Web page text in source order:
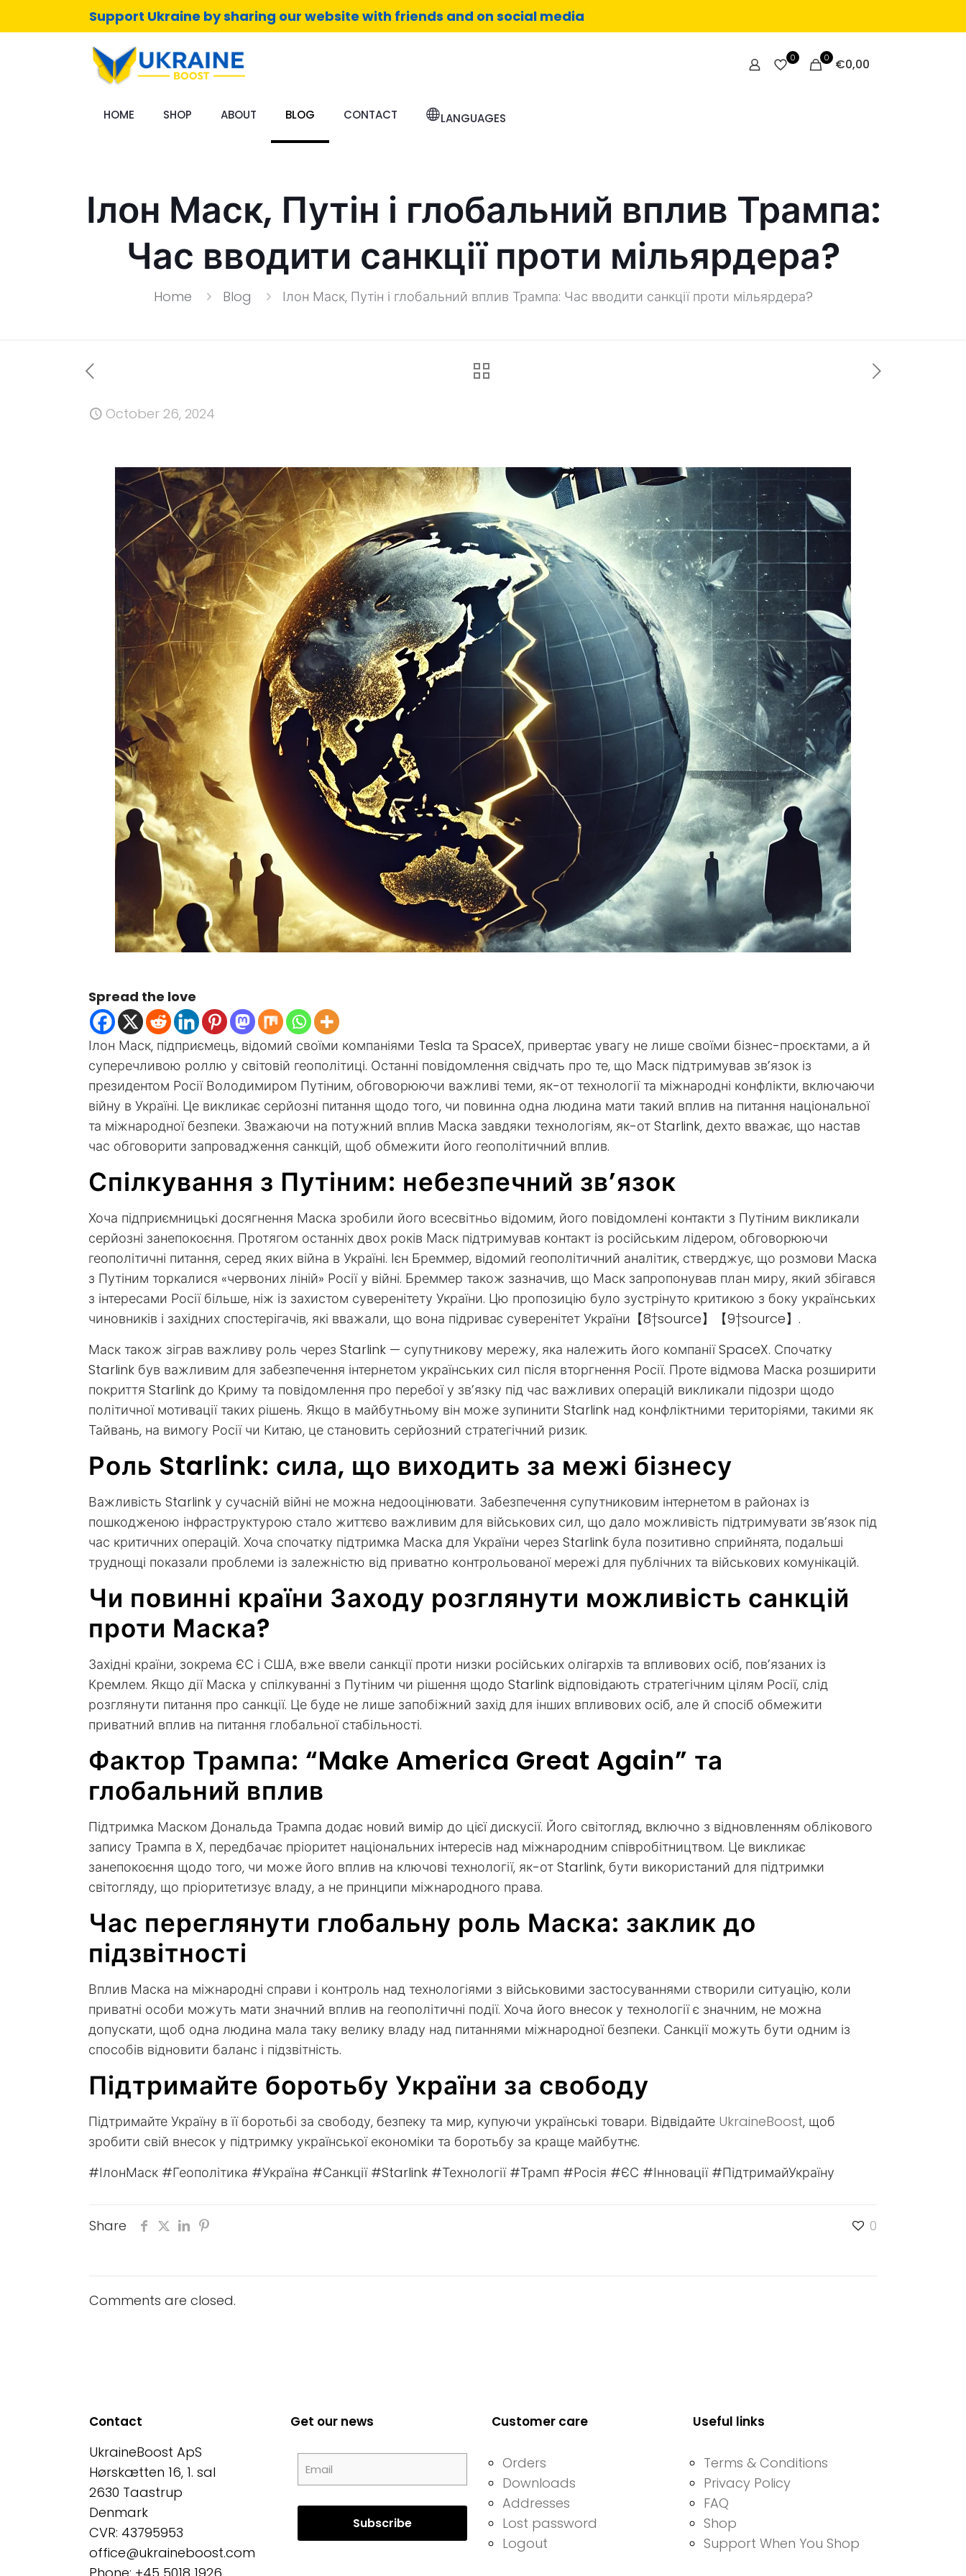
Support Ukraine by sharing our website with friends and on social media
0 0 €0,00
HOME SHOP ABOUT BLOG CONTACT LANGUAGES
Ілон Маск, Путін і глобальний вплив Трампа:
Час вводити санкції проти мільярдера?
Home Blog Ілон Маск, Путін і глобальний вплив Трампа: Час вводити санкції проти мільярдера?
October 26, 2024
Spread the love
Ілон Маск, підприємець, відомий своїми компаніями Tesla та SpaceX, привертає увагу не лише своїми бізнес-проєктами, а й
суперечливою роллю у світовій геополітиці. Останні повідомлення свідчать про те, що Маск підтримував зв’язок із
президентом Росії Володимиром Путіним, обговорюючи важливі теми, як-от технології та міжнародні конфлікти, включаючи
війну в Україні. Це викликає серйозні питання щодо того, чи повинна одна людина мати такий вплив на питання національної
та міжнародної безпеки. Зважаючи на потужний вплив Маска завдяки технологіям, як-от Starlink, дехто вважає, що настав
час обговорити запровадження санкцій, щоб обмежити його геополітичний вплив.
Спілкування з Путіним: небезпечний зв’язок
Хоча підприємницькі досягнення Маска зробили його всесвітньо відомим, його повідомлені контакти з Путіним викликали
серйозні занепокоєння. Протягом останніх двох років Маск підтримував контакт із російським лідером, обговорюючи
геополітичні питання, серед яких війна в Україні. Ієн Бреммер, відомий геополітичний аналітик, стверджує, що розмови Маска
з Путіним торкалися «червоних ліній» Росії у війні. Бреммер також зазначив, що Маск запропонував план миру, який збігався
з інтересами Росії більше, ніж із захистом суверенітету України. Цю пропозицію було зустрінуто критикою з боку українських
чиновників і західних спостерігачів, які вважали, що вона підриває суверенітет України【8†source】【9†source】.
Маск також зіграв важливу роль через Starlink — супутникову мережу, яка належить його компанії SpaceX. Спочатку
Starlink був важливим для забезпечення інтернетом українських сил після вторгнення Росії. Проте відмова Маска розширити
покриття Starlink до Криму та повідомлення про перебої у зв’язку під час важливих операцій викликали підозри щодо
політичної мотивації таких рішень. Якщо в майбутньому він може зупинити Starlink над конфліктними територіями, такими як
Тайвань, на вимогу Росії чи Китаю, це становить серйозний стратегічний ризик.
Роль Starlink: сила, що виходить за межі бізнесу
Важливість Starlink у сучасній війні не можна недооцінювати. Забезпечення супутниковим інтернетом в районах із
пошкодженою інфраструктурою стало життєво важливим для військових сил, що дало можливість підтримувати зв’язок під
час критичних операцій. Хоча спочатку підтримка Маска для України через Starlink була позитивно сприйнята, подальші
труднощі показали проблеми із залежністю від приватно контрольованої мережі для публічних та військових комунікацій.
Чи повинні країни Заходу розглянути можливість санкцій
проти Маска?
Західні країни, зокрема ЄС і США, вже ввели санкції проти низки російських олігархів та впливових осіб, пов’язаних із
Кремлем. Якщо дії Маска у спілкуванні з Путіним чи рішення щодо Starlink відповідають стратегічним цілям Росії, слід
розглянути питання про санкції. Це буде не лише запобіжний захід для інших впливових осіб, але й спосіб обмежити
приватний вплив на питання глобальної стабільності.
Фактор Трампа: “Make America Great Again” та
глобальний вплив
Підтримка Маском Дональда Трампа додає новий вимір до цієї дискусії. Його світогляд, включно з відновленням облікового
запису Трампа в X, передбачає пріоритет національних інтересів над міжнародним співробітництвом. Це викликає
занепокоєння щодо того, чи може його вплив на ключові технології, як-от Starlink, бути використаний для підтримки
світогляду, що пріоритетизує владу, а не принципи міжнародного права.
Час переглянути глобальну роль Маска: заклик до
підзвітності
Вплив Маска на міжнародні справи і контроль над технологіями з військовими застосуваннями створили ситуацію, коли
приватні особи можуть мати значний вплив на геополітичні події. Хоча його внесок у технології є значним, не можна
допускати, щоб одна людина мала таку велику владу над питаннями міжнародної безпеки. Санкції можуть бути одним із
способів відновити баланс і підзвітність.
Підтримайте боротьбу України за свободу
Підтримайте Україну в її боротьбі за свободу, безпеку та мир, купуючи українські товари. Відвідайте UkraineBoost, щоб
зробити свій внесок у підтримку української економіки та боротьбу за краще майбутнє.
#ІлонМаск #Геополітика #Україна #Санкції #Starlink #Технології #Трамп #Росія #ЄС #Інновації #ПідтримайУкраїну
Share 0
Comments are closed.
Contact
UkraineBoost ApS
Hørskætten 16, 1. sal
2630 Taastrup
Denmark
CVR: 43795953
office@ukraineboost.com
Get our news Customer care
Orders
Downloads
Addresses
Lost password
Logout
Useful links
Terms & Conditions
Privacy Policy
FAQ
Shop
Support When You Shop